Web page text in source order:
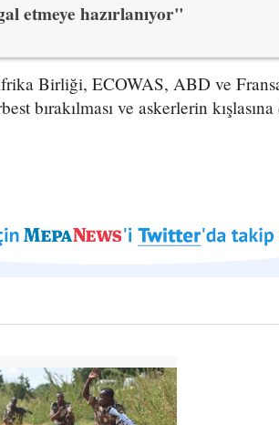
etmeye hazırlanıyor"
Birliği, ECOWAS, ABD ve
bırakılması ve askerlerin kışlasına